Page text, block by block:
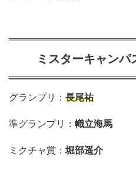
ミスターキャン
グランプリ： 長尾祐
準グランプリ： 幟立海馬
ミクチャ賞： 堀部遥介